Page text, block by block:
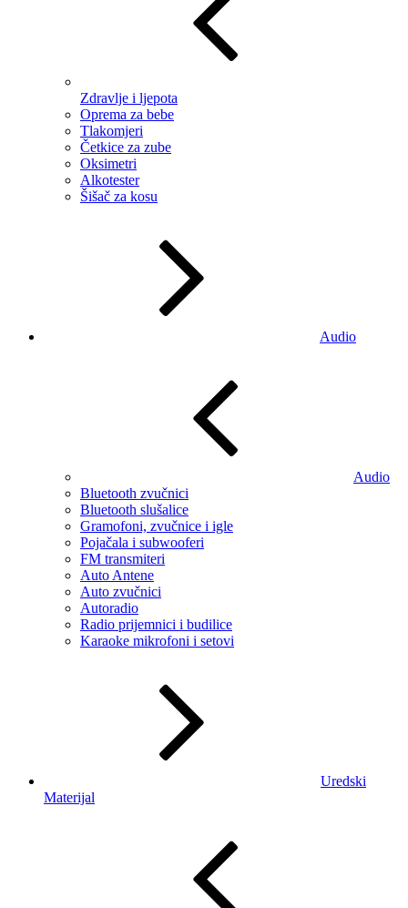
Zdravlje i ljepota
Oprema za bebe
Tlakomjeri
Četkice za zube
Oksimetri
Alkotester
Šišač za kosu
Audio
Audio
Bluetooth zvučnici
Bluetooth slušalice
Gramofoni, zvučnice i igle
Pojačala i subwooferi
FM transmiteri
Auto Antene
Auto zvučnici
Autoradio
Radio prijemnici i budilice
Karaoke mikrofoni i setovi
Uredski
Materijal